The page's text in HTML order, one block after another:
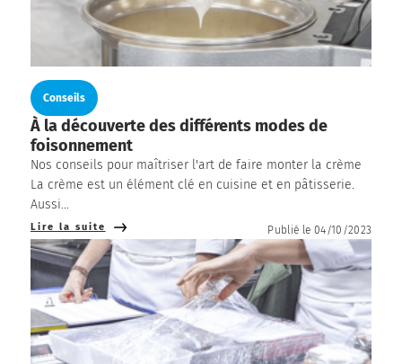
Conseils
À la découverte des différents modes de
foisonnement
Nos conseils pour maîtriser l'art de faire monter la crème
La crème est un élément clé en cuisine et en pâtisserie.
Aussi...
Lire la suite Publié le 04/10/2023